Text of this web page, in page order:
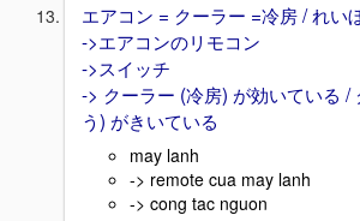
エアコン = クーラー =冷房 / れい
->エアコンのリモコン
->スイッチ
-> クーラー (冷房) が効いている /
う) がきいている
may lanh
-> remote cua may lanh
-> cong tac nguon